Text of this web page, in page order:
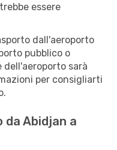
essere
dall'aeroporto
pubblico o
sarà
per consigliarti
da Abidjan a